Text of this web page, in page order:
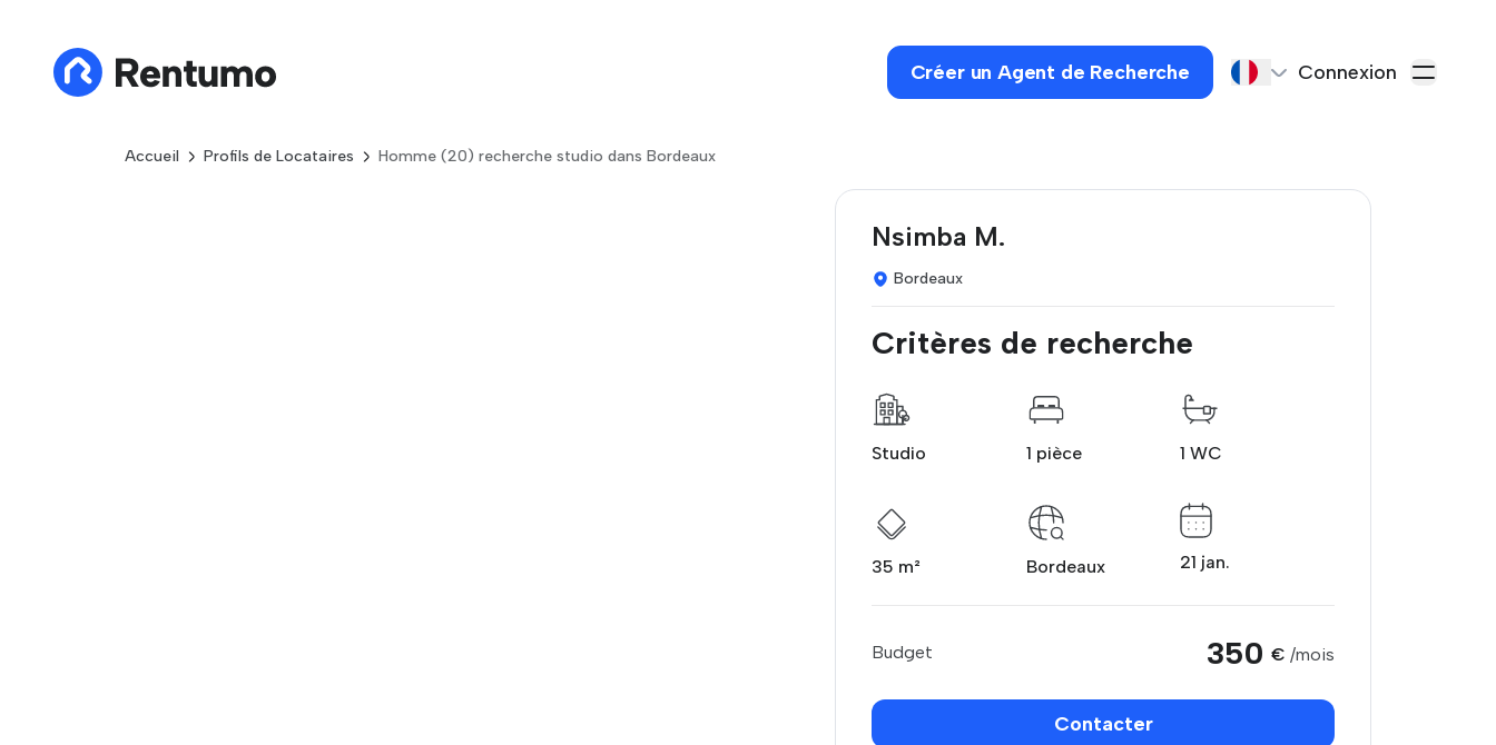
Créer un Agent de Recherche Connexion
Accueil Profils de Locataires Homme (20) recherche studio dans Bordeaux
Nsimba M.
Bordeaux
Critères de recherche
Studio 1 pièce 1 WC
35 m² Bordeaux 21 jan.
Budget 350 € /mois
Contacter